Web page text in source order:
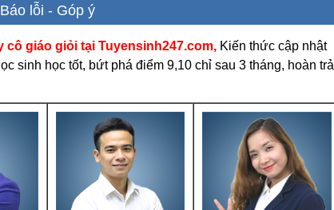
Báo lỗi - Góp ý
giáo giỏi tại Tuyensinh247.com,Kiến thức cập nhật
sinh học tốt, bứt phá điểm 9,10 chỉ sau 3 tháng, hoàn trả